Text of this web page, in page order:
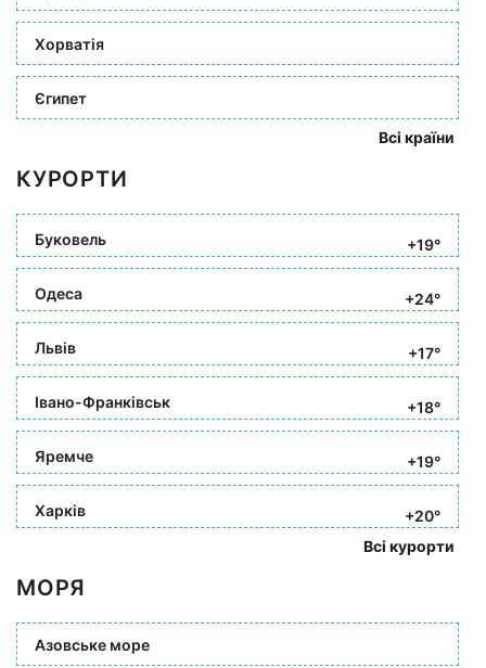
Хорватія
Єгипет
Всі країни
КУРОРТИ
Буковель +19°
Одеса +24°
Львів +17°
Івано-Франківськ +18°
Яремче +19°
Харків
+20°
Всі курорти
МОРЯ
Азовське море